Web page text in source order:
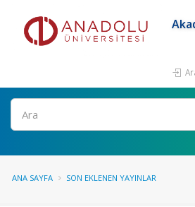
Ara
ANA SAYFA SON EKLENEN YAYINLAR